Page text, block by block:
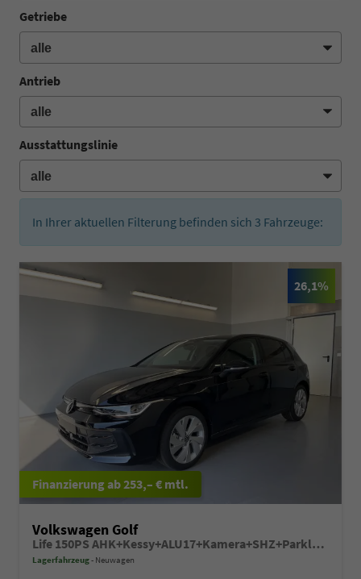
Getriebe
Antrieb
Ausstattungslinie
In Ihrer aktuellen Filterung befinden sich 3 Fahrzeuge:
26,1%
ab 253,– € mtl.
Volkswagen Golf
Life 150PS AHK+Kessy+ALU17+Kamera+SHZ+Parklenk+Alarm
Lagerfahrzeug Neuwagen